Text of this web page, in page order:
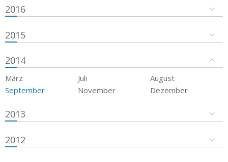
2016
2015
2014
März Juli
August
September
November Dezember
2013
2012